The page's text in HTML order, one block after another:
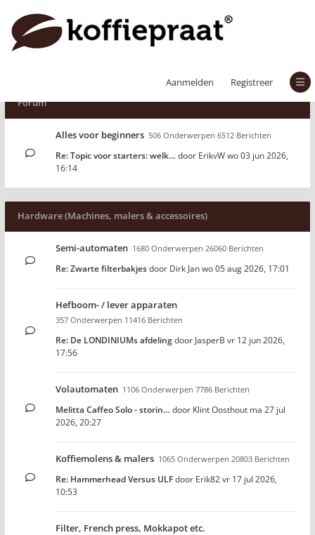
Aanmelden
Registreer
Forum
Alles voor beginners 506 Onderwerpen 6512 Berichten
Re: Topic voor starters: welk… door ErikvWwo 03 jun 2026,
16:14
Hardware (Machines, malers & accessoires)
Semi-automaten 1680 Onderwerpen 26060 Berichten
Re: Zwarte filterbakjesdoor Dirk Janwo 05 aug 2026, 17:01
Hefboom- / lever apparaten
357 Onderwerpen 11416 Berichten
Re: De LONDINIUMs afdelingdoor JasperB vr 12 jun 2026,
17:56
Volautomaten 1106 Onderwerpen 7786 Berichten
Melitta Caffeo Solo - storin… door Klint Oosthout ma 27 jul
2026, 20:27
Koffiemolens & malers 1065 Onderwerpen 20803 Berichten
Re: Hammerhead Versus ULFdoor Erik82vr 17 jul 2026,
10:53
Filter, French press, Mokkapot etc.